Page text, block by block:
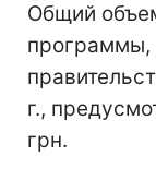
Общий
программы,
г.,
грн.